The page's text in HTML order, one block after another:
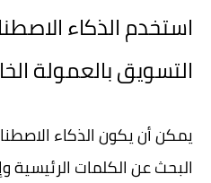
استخدم الذكاء
التسويق بالعمولة
يمكن أن يكون الذكاء
البحث عن الكلمات